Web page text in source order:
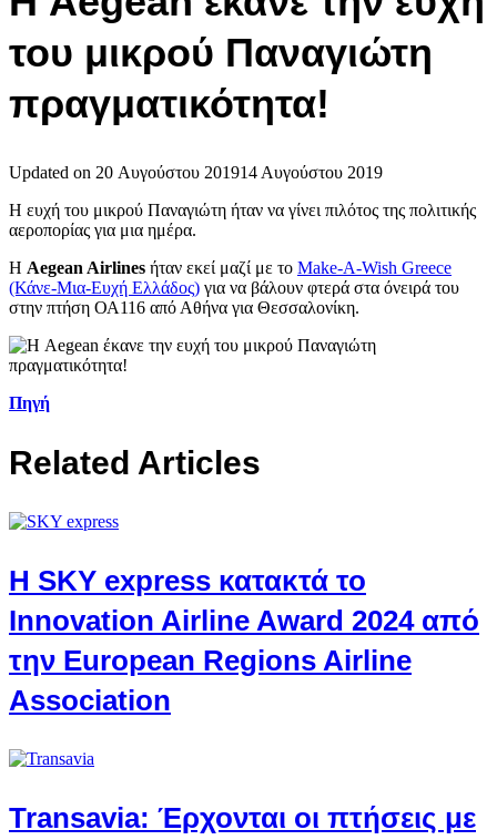
του μικρού Παναγιώτη
πραγματικότητα!
Updated on 20 Αυγούστου 201914 Αυγούστου 2019
Η ευχή του μικρού Παναγιώτη ήταν να γίνει πιλότος της πολιτικής
αεροπορίας για μια ημέρα.
H Aegean Airlines ήταν εκεί μαζί με το Make-A-Wish Greece
(Κάνε-Μια-Ευχή Ελλάδος) για να βάλουν φτερά στα όνειρά του
στην πτήση ΟΑ116 από Αθήνα για Θεσσαλονίκη.
Πηγή
Related Articles
Η SKY express κατακτά το
Innovation Airline Award 2024 από
την European Regions Airline
Association
Transavia: Έρχονται οι πτήσεις με